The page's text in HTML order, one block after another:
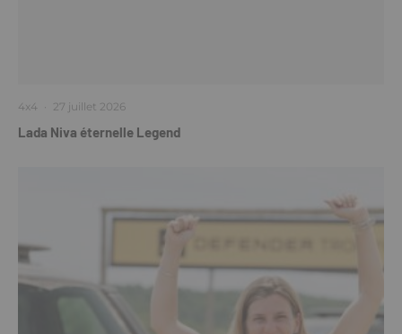
4x4 · 27 juillet 2026
Lada Niva éternelle Legend